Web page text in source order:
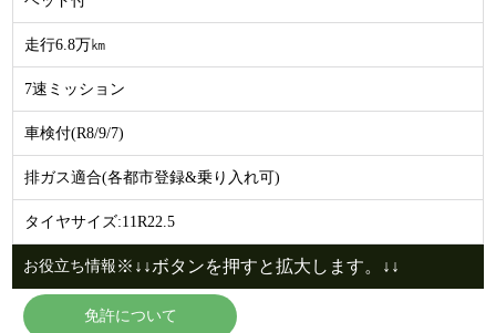
走行6.8万㎞
7速ミッション
車検付(R8/9/7)
排ガス適合(各都市登録&乗り入れ可)
タイヤサイズ:11R22.5
お役立ち情報 ※↓↓ボタンを押すと拡大します。↓↓
免許について